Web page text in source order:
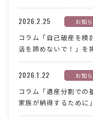
2026.2.25 お知
コラム「自己破産を検
活を諦めないで！」を
2026.1.22 お知
コラム「遺産分割での
家族が納得するために